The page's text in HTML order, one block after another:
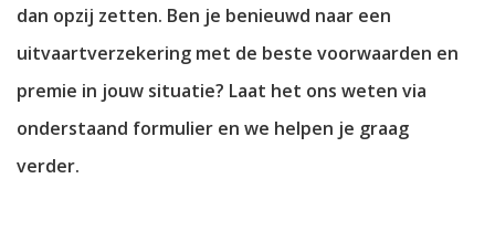
dan opzij zetten. Ben je benieuwd naar een
uitvaartverzekering met de beste voorwaarden en
premie in jouw situatie? Laat het ons weten via
onderstaand formulier en we helpen je graag
verder.